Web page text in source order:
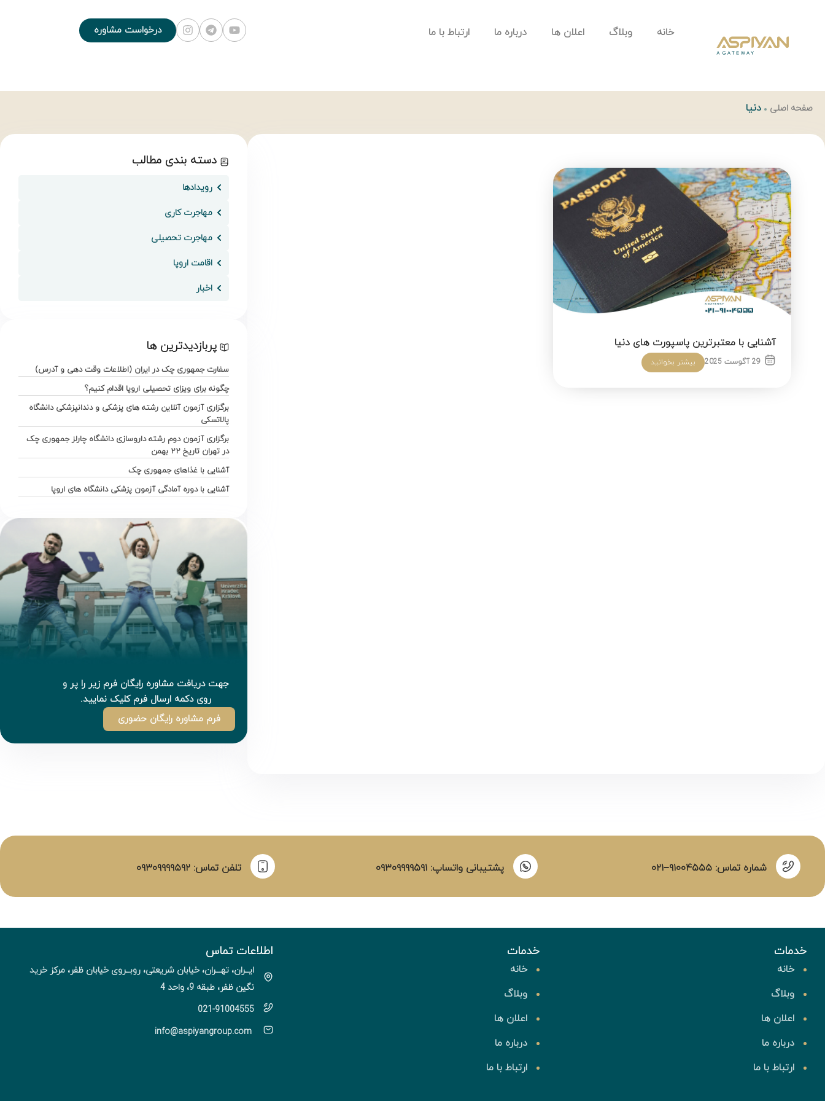
خانه وبلاگ اعلان ها درباره ما ارتباط با ما درخواست مشاوره
صفحه اصلی دنیا
آشنایی با معتبرترین پاسپورت های دنیا
29 آگوست 2025 بیشتر بخوانید
دسته بندی مطالب
رویدادها
مهاجرت کاری
مهاجرت تحصیلی
اقامت اروپا
اخبار
پربازدیدترین ها
سفارت جمهوری چک در ایران (اطلاعات وقت دهی و آدرس)
چگونه برای ویزای تحصیلی اروپا اقدام کنیم؟
برگزاری آزمون آنلاین رشته های پزشکی و دندانپزشکی دانشگاه
پالاتسکی
برگزاری آزمون دوم رشته داروسازی دانشگاه چارلز جمهوری چک
در تهران تاریخ ۲۲ بهمن
آشنایی با غذاهای جمهوری چک
آشنایی با دوره آمادگی آزمون پزشکی دانشگاه های اروپا
جهت دریافت مشاوره رایگان فرم زیر را پر و
روی دکمه ارسال فرم کلیک نمایید.
فرم مشاوره رایگان حضوری
شماره تماس: ۹۱۰۰۴۵۵۵−۰۲۱ پشتیبانی واتساپ: ۰۹۳۰۹۹۹۹۵۹۱ تلفن تماس: ۰۹۳۰۹۹۹۹۵۹۲
خدمات
خانه
وبلاگ
اعلان ها
درباره ما
ارتباط با ما
خدمات
خانه
وبلاگ
اعلان ها
درباره ما
ارتباط با ما
اطلاعات تماس
ایــران، تهـــران، خیابان شریعتی، روبــروی خیابان ظفر، مرکز خرید
نگین ظفر، طبقه 9، واحد 4
021-91004555
info@aspiyangroup.com